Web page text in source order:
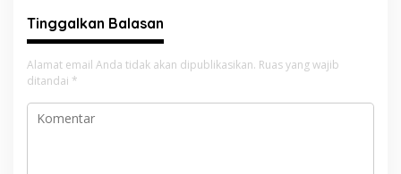
Tinggalkan Balasan
Alamat email Anda tidak akan dipublikasikan. Ruas yang wajib
ditandai *